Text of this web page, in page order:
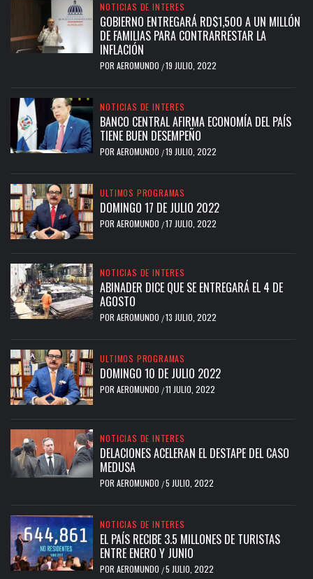
NOTICIAS DE INTERES
GOBIERNO ENTREGARÁ RD$1,500 A UN MILLÓN
DE FAMILIAS PARA CONTRARRESTAR LA
INFLACIÓN
POR AEROMUNDO /19 JULIO, 2022
NOTICIAS DE INTERES
BANCO CENTRAL AFIRMA ECONOMÍA DEL PAÍS
TIENE BUEN DESEMPEÑO
POR AEROMUNDO /19 JULIO, 2022
ULTIMOS PROGRAMAS
DOMINGO 17 DE JULIO 2022
POR AEROMUNDO /17 JULIO, 2022
NOTICIAS DE INTERES
ABINADER DICE QUE SE ENTREGARÁ EL 4 DE
AGOSTO
POR AEROMUNDO /13 JULIO, 2022
ULTIMOS PROGRAMAS
DOMINGO 10 DE JULIO 2022
POR AEROMUNDO /11 JULIO, 2022
NOTICIAS DE INTERES
DELACIONES ACELERAN EL DESTAPE DEL CASO
MEDUSA
POR AEROMUNDO /5 JULIO, 2022
NOTICIAS DE INTERES
EL PAÍS RECIBE 3.5 MILLONES DE TURISTAS
ENTRE ENERO Y JUNIO
POR AEROMUNDO /5 JULIO, 2022